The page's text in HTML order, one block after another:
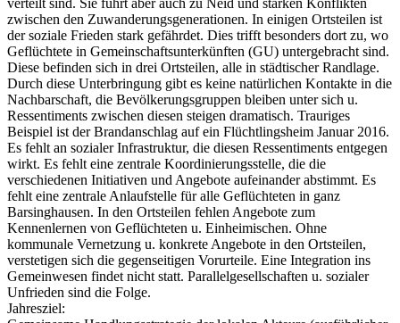
zwischen den Zuwanderungsgenerationen. In einigen Ortsteilen ist
der soziale Frieden stark gefährdet. Dies trifft besonders dort zu, wo
Geflüchtete in Gemeinschaftsunterkünften (GU) untergebracht sind.
Diese befinden sich in drei Ortsteilen, alle in städtischer Randlage.
Durch diese Unterbringung gibt es keine natürlichen Kontakte in die
Nachbarschaft, die Bevölkerungsgruppen bleiben unter sich u.
Ressentiments zwischen diesen steigen dramatisch. Trauriges
Beispiel ist der Brandanschlag auf ein Flüchtlingsheim Januar 2016.
Es fehlt an sozialer Infrastruktur, die diesen Ressentiments entgegen
wirkt. Es fehlt eine zentrale Koordinierungsstelle, die die
verschiedenen Initiativen und Angebote aufeinander abstimmt. Es
fehlt eine zentrale Anlaufstelle für alle Geflüchteten in ganz
Barsinghausen. In den Ortsteilen fehlen Angebote zum
Kennenlernen von Geflüchteten u. Einheimischen. Ohne
kommunale Vernetzung u. konkrete Angebote in den Ortsteilen,
verstetigen sich die gegenseitigen Vorurteile. Eine Integration ins
Gemeinwesen findet nicht statt. Parallelgesellschaften u. sozialer
Unfrieden sind die Folge.
Jahresziel: